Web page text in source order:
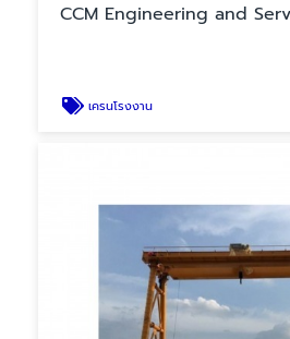
CCM Engineering and
เครนโรงงาน